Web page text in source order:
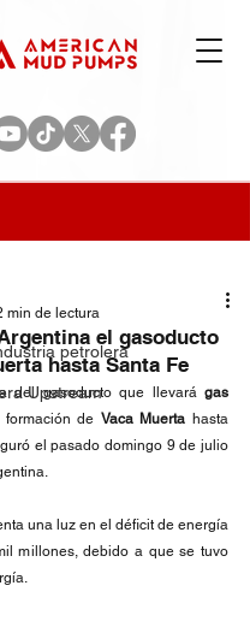
petrolera
Upstream
el gasoducto
hasta Santa Fe
min de lectura
del gasoducto que llevará gas
de Vaca Muerta
el pasado domingo 9 de julio
una luz en el déficit de energía
millones, debido a que se tuvo